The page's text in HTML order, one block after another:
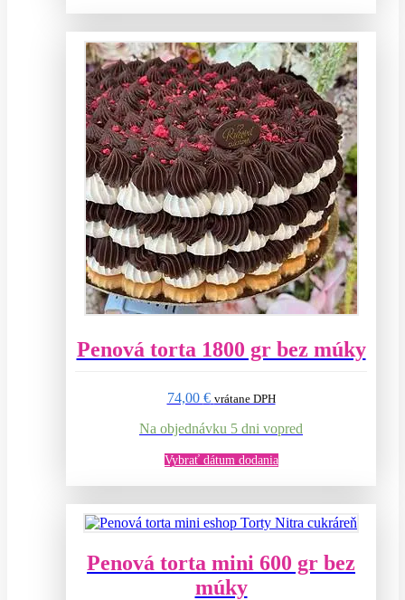
Penová torta 1800 gr bez múky
74,00 € vrátane DPH
Na objednávku 5 dni vopred
Vybrať dátum dodania
Penová torta mini 600 gr bez
múky